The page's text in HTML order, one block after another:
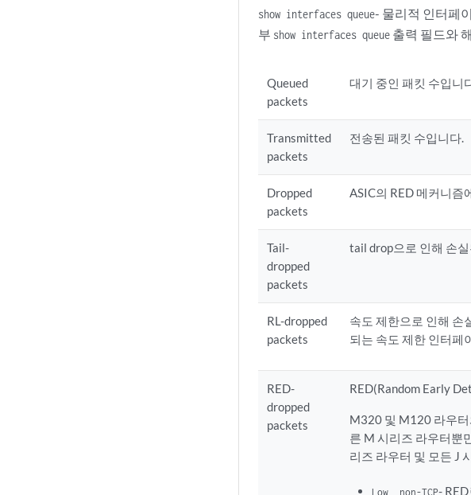
show interfaces queue- 물리적 인터페
부 show interfaces queue 출력 필드와
Queued
packets
대기 중인 패킷 수입니
Transmitted
packets
전송된 패킷 수입니다.
Dropped
packets
ASIC의 RED 메커니즘
Tail-
dropped
packets
tail drop으로 인해 손
RL-dropped
packets
속도 제한으로 인해 손
되는 속도 제한 인터페
RED-
dropped
packets
RED(Random Early
M320 및 M120 라우터
른 M 시리즈 라우터뿐
리즈 라우터 및 모든 J
Low, non-TCP-